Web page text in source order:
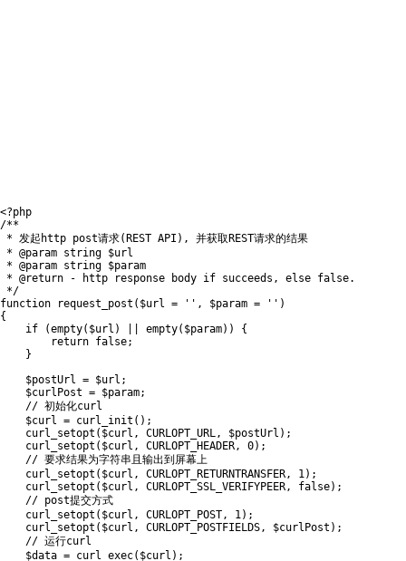
<?php
/**
* 发起http post请求(REST API), 并获取REST请求的结果
* @param string $url
* @param string $param
* @return - http response body if succeeds, else false.
*/
function
request_post ( $url = '' , $param = '' )
{
if
(empty( $url ) empty( $param) )
{
return false;
}
$postUrl = $url ;
$curlPost = $param;
// 初始化curl
$curl = curl_init ( ) ;
curl_setopt ( $curl , CURLOPT_URL, $postUrl ) ;
curl_setopt ( $curl , CURLOPT_HEADER, 0) ;
// 要求结果为字符串且输出到屏幕上
curl_setopt ( $curl , CURLOPT_RETURNTRANSFER, 1) ;
curl_setopt ( $curl , CURLOPT_SSL_VERIFYPEER, false) ;
// post提交方式
curl_setopt ( $curl , CURLOPT_POST, 1) ;
curl_setopt ( $curl , CURLOPT_POSTFIELDS, $curlPost ) ;
// 运行curl
$data = curl_exec( $curl ) ;